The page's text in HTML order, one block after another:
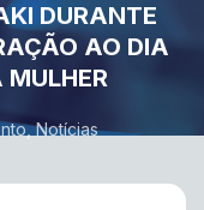
DURANTE
AO DIA
,Notícias